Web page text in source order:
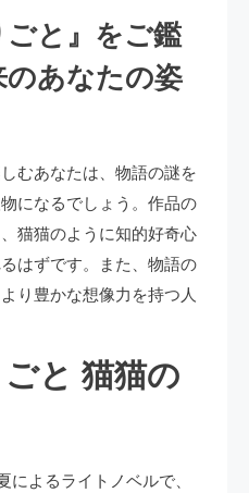
ごと』をご鑑
あなたの姿
むあなたは、物語の謎を
になるでしょう。作品の
猫猫のように知的好奇心
はずです。また、物語の
り豊かな想像力を持つ人
と 猫猫の
によるライトノベルで、